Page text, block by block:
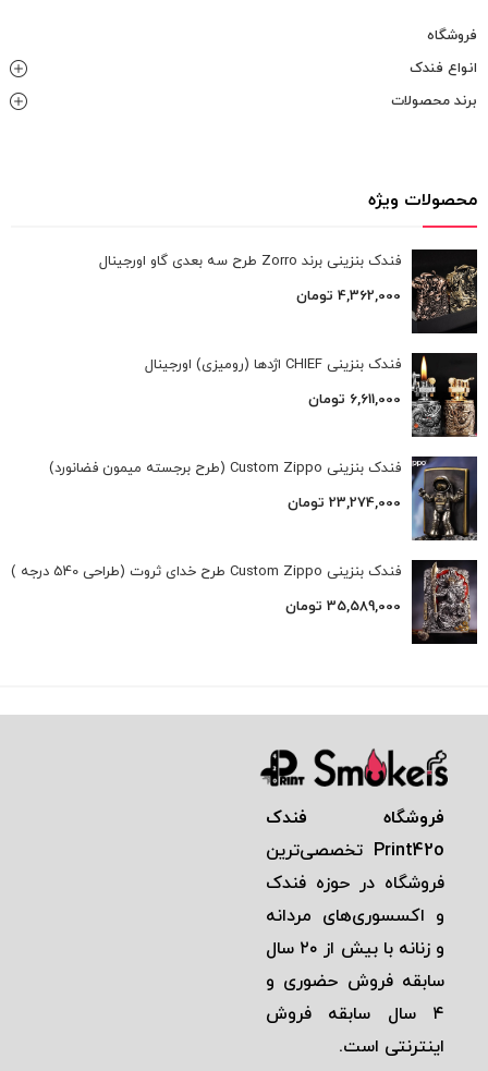
فروشگاه
انواع فندک
برند محصولات
محصولات ویژه
فندک بنزینی برند Zorro طرح سه بعدی گاو اورجینال
4,362,000 تومان
فندک بنزینی CHIEF اژدها (رومیزی) اورجینال
6,611,000 تومان
فندک بنزینی Custom Zippo (طرح برجسته میمون فضانورد)
23,274,000 تومان
فندک بنزینی Custom Zippo طرح خدای ثروت (طراحی 540 درجه )
35,589,000 تومان
فروشگاه فندک
Print42o تخصصی‌ترين
فروشگاه در حوزه فندک
و اكسسوری‌های مردانه
و زنانه با بيش از ٢٠ سال
سابقه فروش حضوری و
٤ سال سابقه فروش
اينترنتی است.